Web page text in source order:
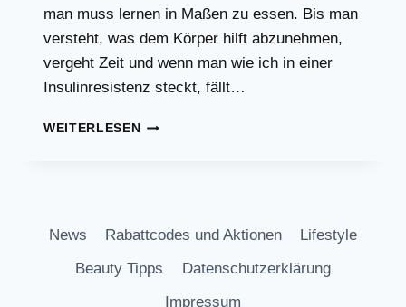
man muss lernen in Maßen zu essen. Bis man
versteht, was dem Körper hilft abzunehmen,
vergeht Zeit und wenn man wie ich in einer
Insulinresistenz steckt, fällt…
WEITERLESENEINFACH,
DOCH
ALS
GEDACHT
News Rabattcodes und Aktionen
Lifestyle
Beauty Tipps
Datenschutzerklärung
Impressum